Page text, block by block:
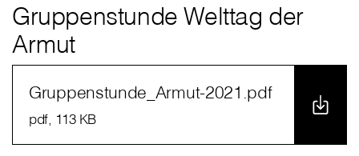
Gruppenstunde Welttag der
Armut
Gruppenstunde_Armut-2021.pdf
pdf, 113 KB